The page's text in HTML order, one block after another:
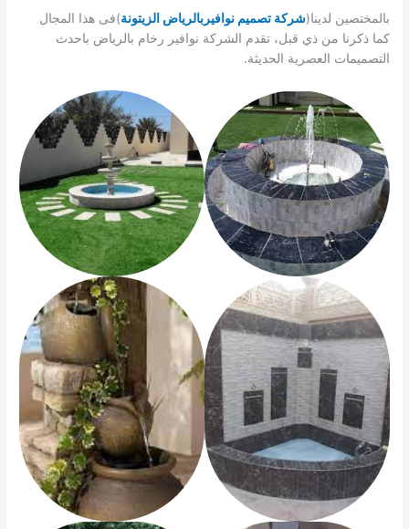
بالمختصين لدينا(شركة تصميم نوافيربالرياض الزيتونة)فى هذا المجال
كما ذكرنا من ذي قبل، تقدم الشركة نوافير رخام بالرياض باحدث
التصميمات العصرية الحديثة.